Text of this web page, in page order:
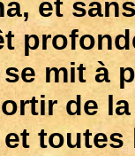
et
mit à
de